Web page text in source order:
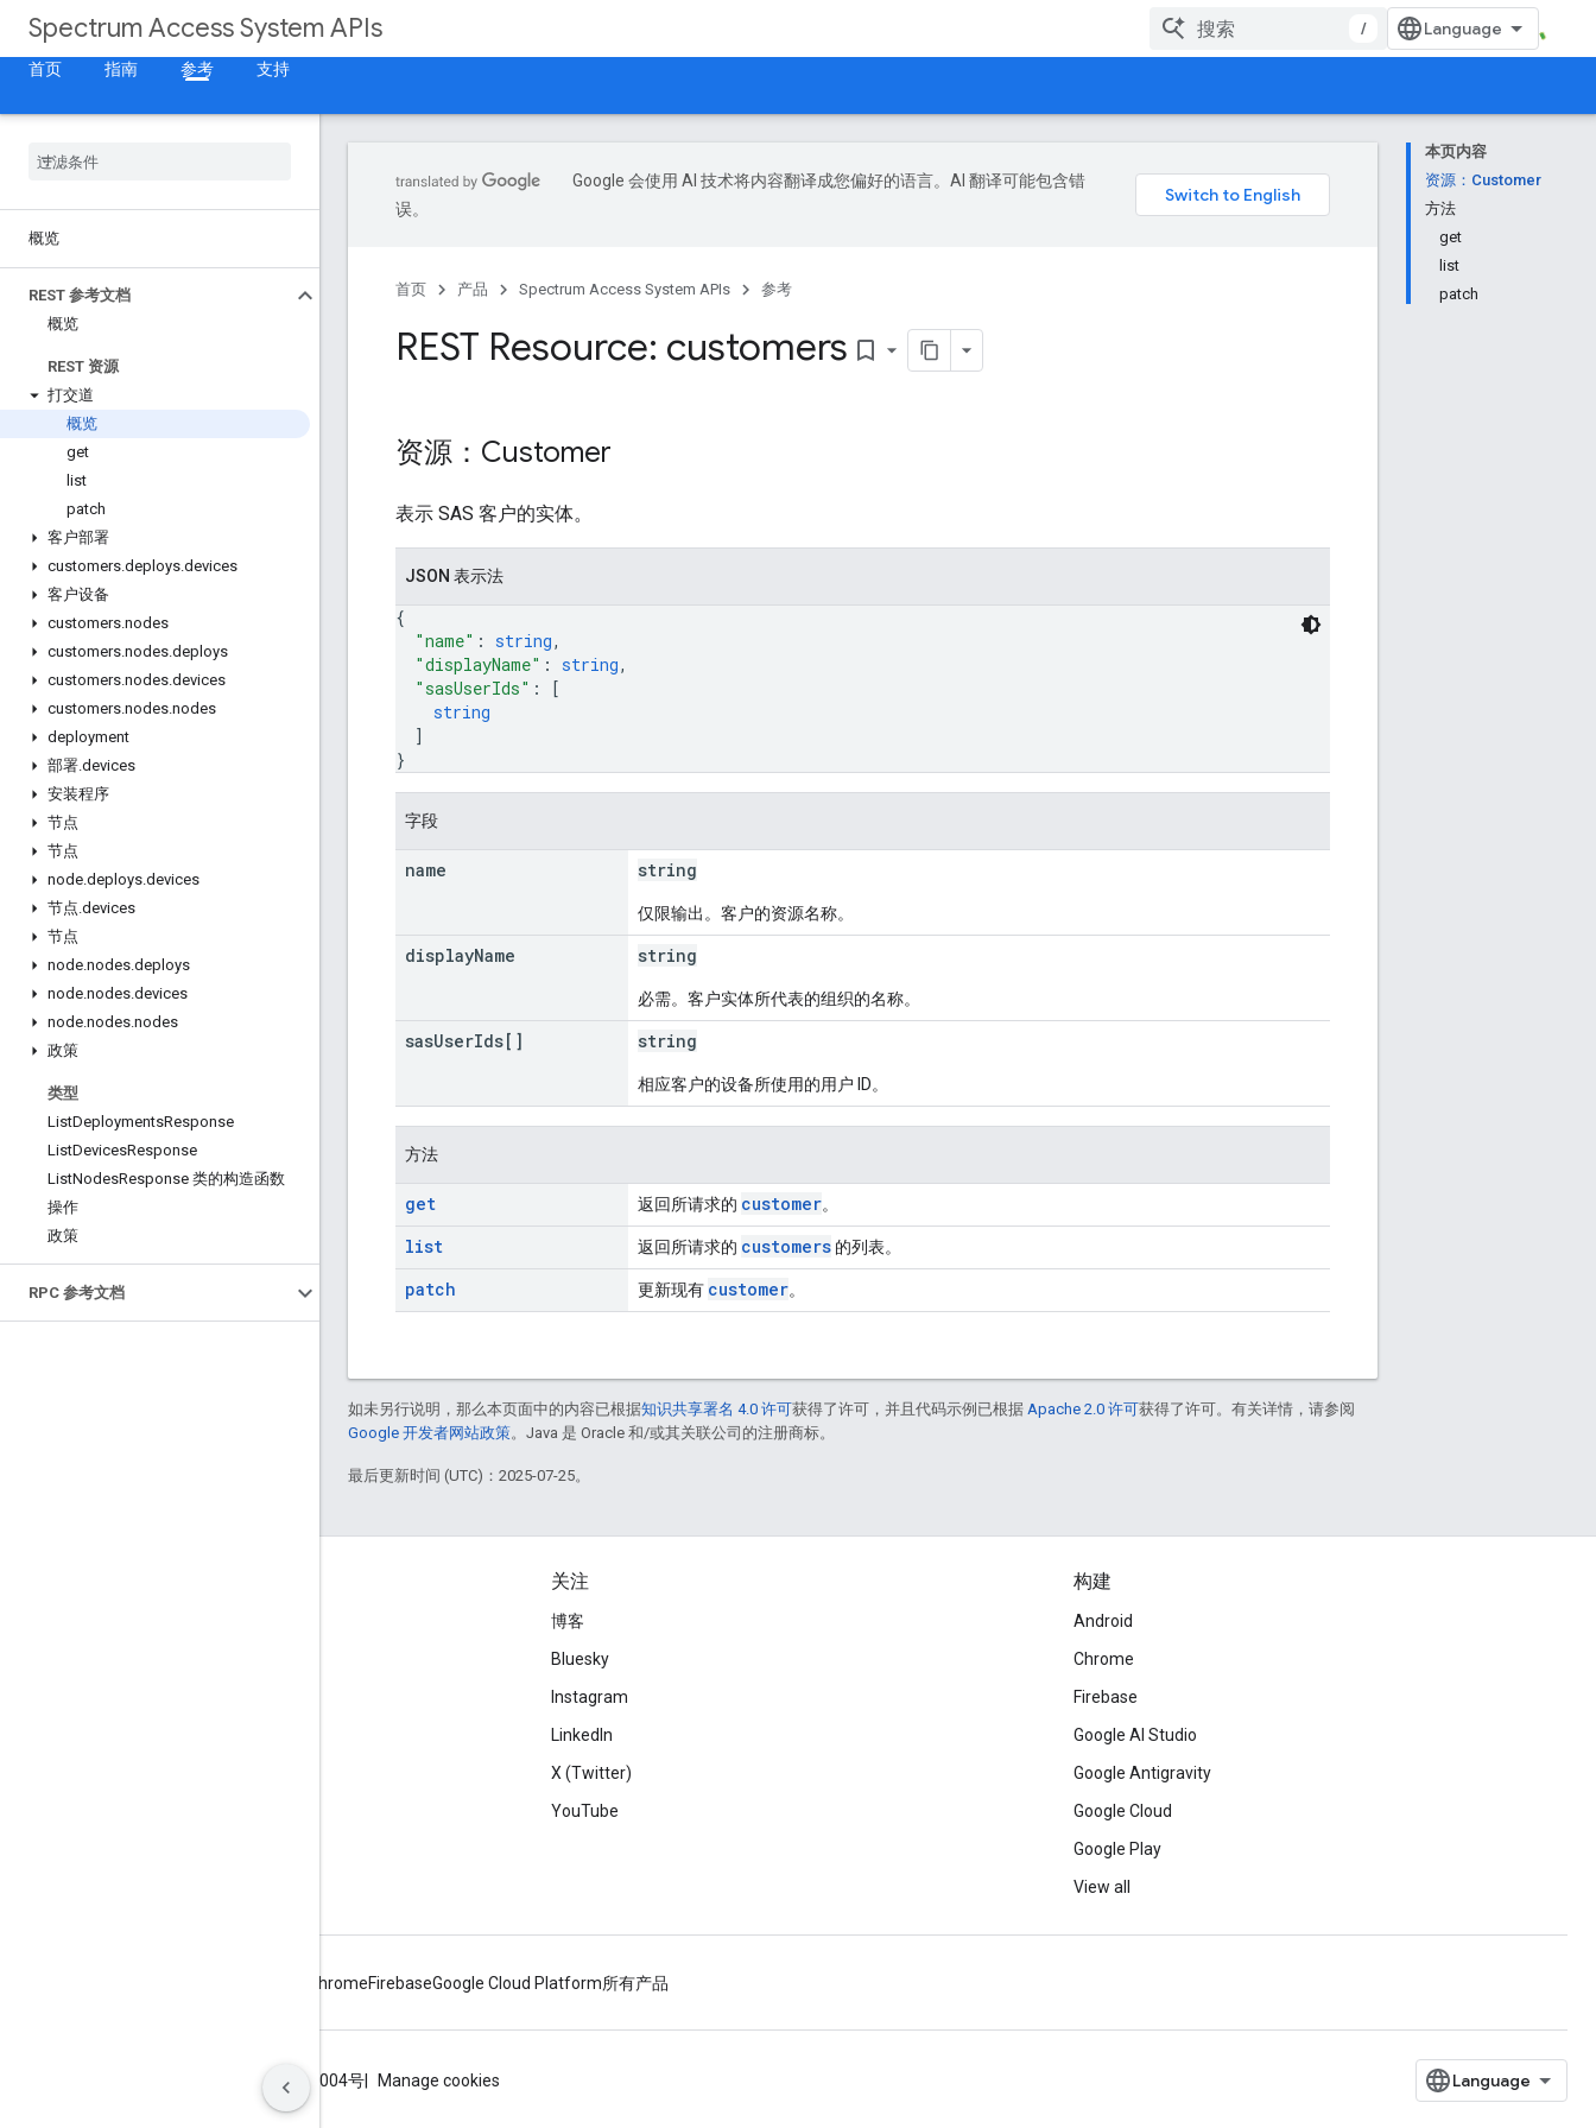
Spectrum Access System APIs
/
首页
指南 参考 支持
概览
REST 参考文档
概览
REST 资源
打交道
概览
get
list
patch
客户部署
customers.deploys.devices
客户设备
customers.nodes
customers.nodes.deploys
customers.nodes.devices
customers.nodes.nodes
deployment
部署.devices
安装程序
节点
节点
node.deploys.devices
节点.devices
节点
node.nodes.deploys
node.nodes.devices
node.nodes.nodes
政策
类型
ListDeploymentsResponse
ListDevicesResponse
ListNodesResponse 类的构造函数
操作
政策
RPC 参考文档
本页内容
资源：Customer
方法
get
list
patch
Google 会使用 AI 技术将内容翻译成您偏好的语言。AI 翻译可能包含错
误。
首页 产品 Spectrum Access System APIs 参考
REST Resource: customers bookmark_border
资源：Customer
表示 SAS 客户的实体。
JSON 表示法
{
"name" : string,
"displayName" : string,
"sasUserIds" :
[
string
]
}
字段
name string
仅限输出。客户的资源名称。
displayName string
必需。客户实体所代表的组织的名称。
sasUserIds[] string
相应客户的设备所使用的用户 ID。
方法
get 返回所请求的 customer。
list 返回所请求的 customers 的列表。
patch 更新现有 customer。
如未另行说明，那么本页面中的内容已根据知识共享署名 4.0 许可获得了许可，并且代码示例已根据 Apache 2.0 许可获得了许可。有关详情，请参阅
Google 开发者网站政策。Java 是 Oracle 和/或其关联公司的注册商标。
最后更新时间 (UTC)：2025-07-25。
关注
博客
Bluesky
Instagram
LinkedIn
X (Twitter)
YouTube
构建
Android
Chrome
Firebase
Google AI Studio
Google Antigravity
Google Cloud
Google Play
View all
ChromeFirebaseGoogle Cloud Platform所有产品
ICP证合字B2-20070004号 Manage cookies